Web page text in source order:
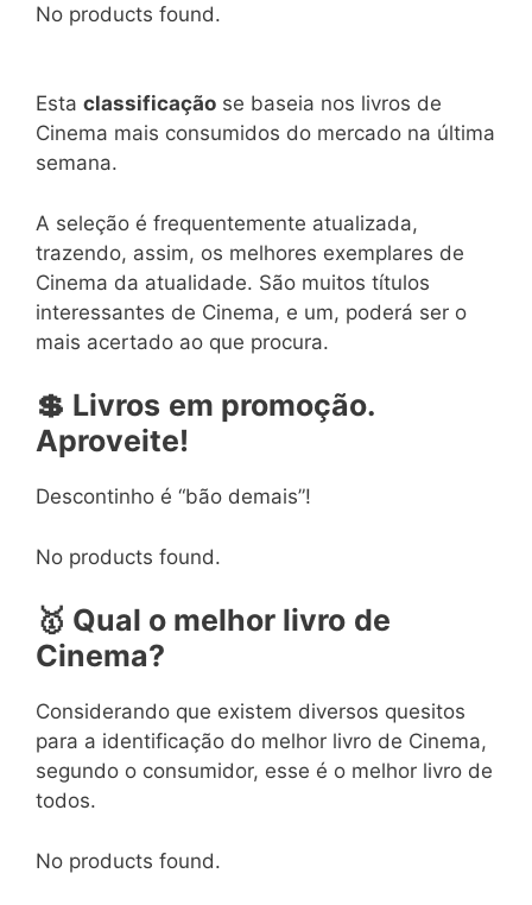
No products found.
Esta classificação se baseia nos livros de
Cinema mais consumidos do mercado na última
semana.
A seleção é frequentemente atualizada,
trazendo, assim, os melhores exemplares de
Cinema da atualidade. São muitos títulos
interessantes de Cinema, e um, poderá ser o
mais acertado ao que procura.
💲 Livros em promoção.
Aproveite!
Descontinho é “bão demais”!
No products found.
🥇 Qual o melhor livro de
Cinema?
Considerando que existem diversos quesitos
para a identificação do melhor livro de Cinema,
segundo o consumidor, esse é o melhor livro de
todos.
No products found.